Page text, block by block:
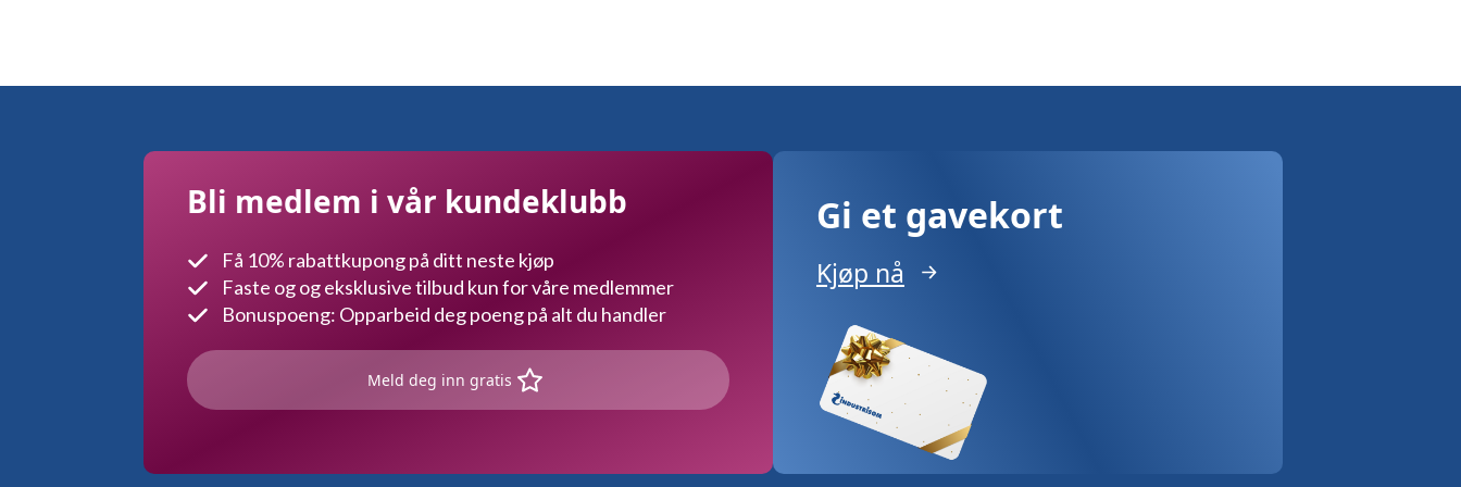
Bli medlem i vår kundeklubb
Få 10% rabattkupong på ditt neste kjøp
Faste og og eksklusive tilbud kun for våre medlemmer
Bonuspoeng: Opparbeid deg poeng på alt du handler
Meld deg inn gratis
Gi et gavekort
Kjøp nå